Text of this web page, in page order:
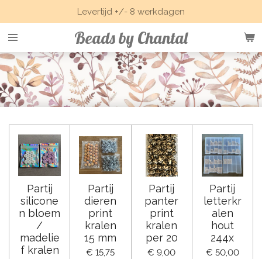
direct
naar
de
hoofdinhoud
Beads by Chantal
Levertijd +/- 8 werkdagen
Partij
silicone
n bloem
/
madelie
f kralen
Partij
dieren
print
kralen
15 mm
€ 15,75
Partij
panter
print
kralen
per 20
€ 9,00
Partij
letterkr
alen
hout
244x
€ 50,00